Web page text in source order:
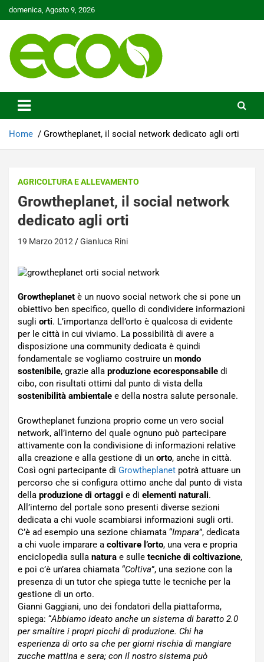
Skip
to
domenica, Agosto 9, 2026
Ecoo.it
Home Growtheplanet, il social network dedicato agli orti
AGRICOLTURA E ALLEVAMENTO
Growtheplanet, il social network
dedicato agli orti
19 Marzo 2012 Gianluca Rini
Growtheplanet è un nuovo social network che si pone un
obiettivo ben specifico, quello di condividere informazioni
sugli orti. L’importanza dell’orto è qualcosa di evidente
per le città in cui viviamo. La possibilità di avere a
disposizione una community dedicata è quindi
fondamentale se vogliamo costruire un mondo
sostenibile, grazie alla produzione ecoresponsabile di
cibo, con risultati ottimi dal punto di vista della
sostenibilità ambientale e della nostra salute personale.
Growtheplanet funziona proprio come un vero social
network, all’interno del quale ognuno può partecipare
attivamente con la condivisione di informazioni relative
alla creazione e alla gestione di un orto, anche in città.
Così ogni partecipante di Growtheplanet potrà attuare un
percorso che si configura ottimo anche dal punto di vista
della produzione di ortaggi e di elementi naturali.
All’interno del portale sono presenti diverse sezioni
dedicata a chi vuole scambiarsi informazioni sugli orti.
C’è ad esempio una sezione chiamata “Impara”, dedicata
a chi vuole imparare a coltivare l’orto, una vera e propria
enciclopedia sulla natura e sulle tecniche di coltivazione,
e poi c’è un’area chiamata “Coltiva”, una sezione con la
presenza di un tutor che spiega tutte le tecniche per la
gestione di un orto.
Gianni Gaggiani, uno dei fondatori della piattaforma,
spiega: “Abbiamo ideato anche un sistema di baratto 2.0
per smaltire i propri picchi di produzione. Chi ha
esperienza di orto sa che per giorni rischia di mangiare
zucche mattina e sera; con il nostro sistema può